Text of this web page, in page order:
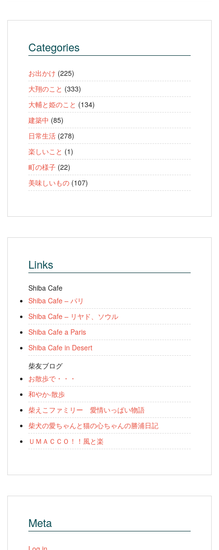
Categories
お出かけ (225)
大翔のこと (333)
大輔と姫のこと (134)
建築中 (85)
日常生活 (278)
楽しいこと (1)
町の様子 (22)
美味しいもの (107)
Links
Shiba Cafe
Shiba Cafe – パリ
Shiba Cafe – リヤド、ソウル
Shiba Cafe a Paris
Shiba Cafe in Desert
柴友ブログ
お散歩で・・・
和やか-散歩
柴えこファミリー 愛情いっぱい物語
柴犬の愛ちゃんと猫の心ちゃんの勝浦日記
ＵＭＡＣＣＯ！！風と楽
Meta